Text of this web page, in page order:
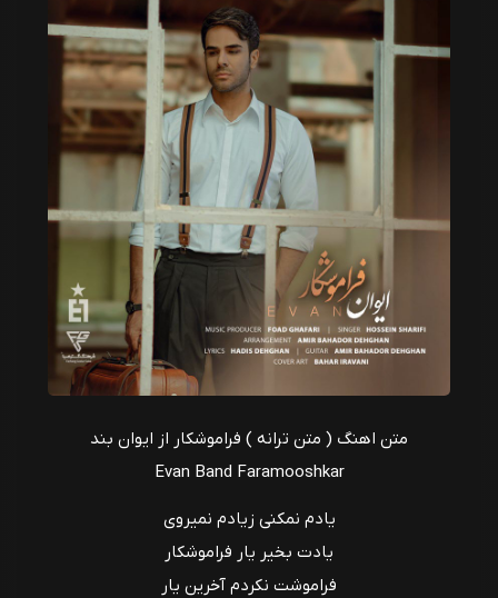
متن اهنگ ( متن ترانه ) فراموشکار از ایوان بند
Evan Band Faramooshkar
یادم نمکنی زیادم نمیروی
یادت بخیر یار فراموشکار
فراموشت نکردم آخرین یار